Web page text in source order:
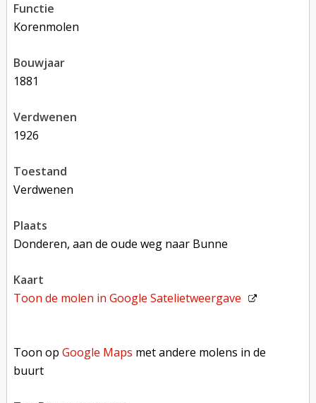
functie
korenmolen
bouwjaar
1881
verdwenen
1926
toestand
verdwenen
plaats
Donderen, aan de oude weg naar Bunne
kaart
Toon de molen inGoogle Satelietweergave
Toon opGoogle Maps met andere molens in de
buurt